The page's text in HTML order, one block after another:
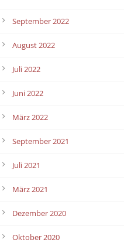
September 2022
August 2022
Juli 2022
Juni 2022
März 2022
September 2021
Juli 2021
März 2021
Dezember 2020
Oktober 2020